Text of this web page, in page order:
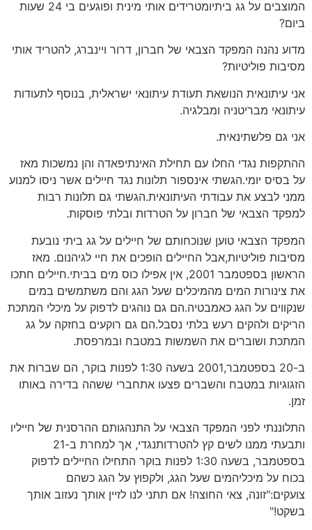
המוצבים על גג ביתיומטרידים אותי מינית ופוגעים בי 24 שעות
ביום?
מדוע נהנה המפקד הצבאי של חברון, דרור ויינברג, להטריד אותי
מסיבות פוליטיות?
אני עיתונאית הנושאת תעודת עיתונאי ישראלית, בנוסף לתעודות
עיתונאי מבריטניה ומבלגיה.
אני גם פלשתינאית.
ההתקפות נגדי החלו עם תחילת האינתיפאדה והן נמשכות מאז
על בסיס יומי.הגשתי אינספור תלונות נגד חיילים אשר ניסו למנוע
ממני לבצע את עבודתי העיתונאית.הגשתי גם תלונות רבות
למפקד הצבאי של חברון על הטרדות ובלתי פוסקות.
המפקד הצבאי טוען שנוכחותם של חיילים על גג ביתי נובעת
מסיבות פוליטיות,אבל החיילים הופכים את חיי לגיהנום. מאז
הראשון בספטמבר 2001, אין אפילו כוס מים בביתי.חיילים חתכו
את צינורות המים מהמיכלים שעל הגג והם משתמשים במים
שנקווים על הגג כאמבטיה.הם גם נוהגים לדפוק על מיכלי המתכת
הריקים ולהקים רעש בלתי נסבל.הם גם רוקעים בחזקה על גג
המתכת ושוברים את השמשות במטבח ובמרפסת.
ב-20 בספטמבר,2001 בשעה 1:30 לפנות בוקר, הם שברות את
הזגוגיות במטבח והשברים פצעו אתחברי ששהה בדירה באותו
זמן.
התלוננתי לפני המפקד הצבאי על התנהגותם ההרסנית של חייליו
ותבעתי ממנו לשים קץ להטרדותנגדי, אך למחרת ב-21
בספטמבר, בשעה 1:30 לפנות בוקר התחילו החיילים לדפוק
בכוח על מיכליהמים שעל הגג, ולקפוץ על הגג כשהם
צועקים:"זונה, צאי החוצה! אם תתני לנו לזיין אותך נעזוב אותך
בשקט!"